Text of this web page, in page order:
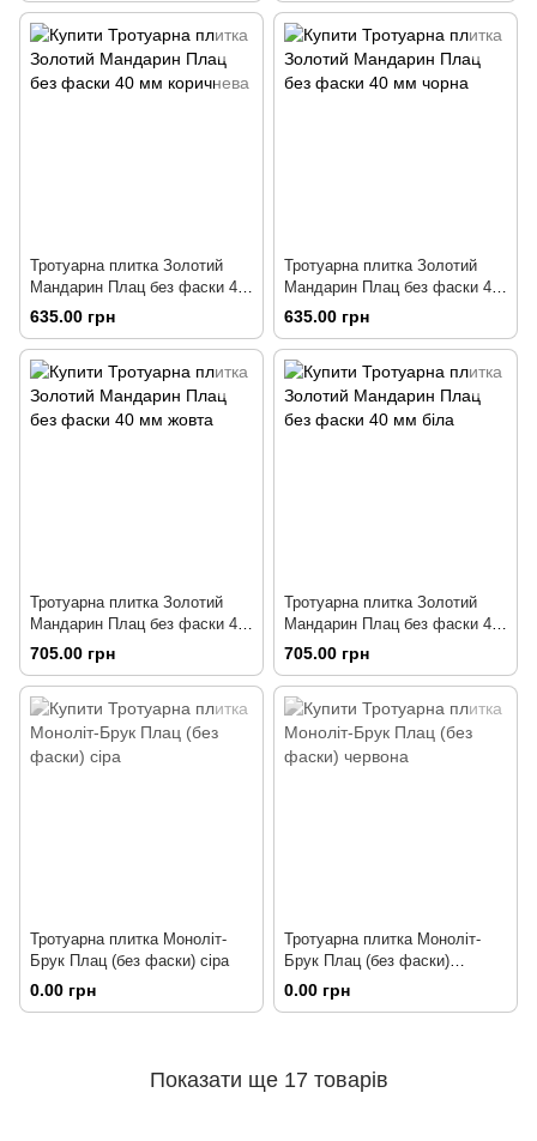
Тротуарна плитка Золотий
Мандарин Плац без фаски 40
мм коричнева
635.00 грн
Тротуарна плитка Золотий
Мандарин Плац без фаски 40
мм чорна
635.00 грн
Тротуарна плитка Золотий
Мандарин Плац без фаски 40
мм жовта
705.00 грн
Тротуарна плитка Золотий
Мандарин Плац без фаски 40
мм біла
705.00 грн
Тротуарна плитка Моноліт-
Брук Плац (без фаски) сіра
0.00 грн
Тротуарна плитка Моноліт-
Брук Плац (без фаски)
червона
0.00 грн
Показати ще 17 товарів